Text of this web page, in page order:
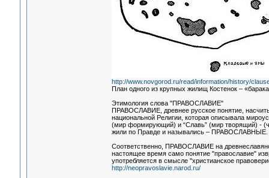
http://www.novgorod.ru/read/information/history/
План одного из крупных жилищ Костенок –
Этимология слова "ПРАВОСЛАВИЕ"
ПРАВОСЛАВИЕ, древнее русское понятие,
национальной Религии, которая описывала
(мир формирующий) и “Славь” (мир творящий) -
жили по Правде и назывались – ПРАВОСЛАВНЫЕ.
Соответственно, ПРАВОСЛАВИЕ на
настоящее время само понятие "православие"
употребляется в смысле "христианское
http://neopravoslavie.narod.ru/